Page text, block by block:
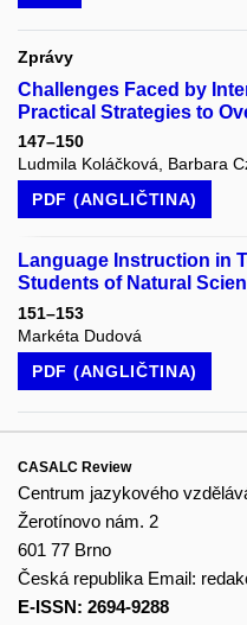
Zprávy
Challenges Faced by
Practical Strategies to
147–150
Ludmila Koláčková, Barbara
PDF (ANGLIČTINA)
Language Instruction in
Students of Natural
151–153
Markéta Dudová
PDF (ANGLIČTINA)
CASALC Review
Centrum jazykového
Žerotínovo nám. 2
601 77 Brno
Česká republika Email:
E-ISSN: 2694-9288